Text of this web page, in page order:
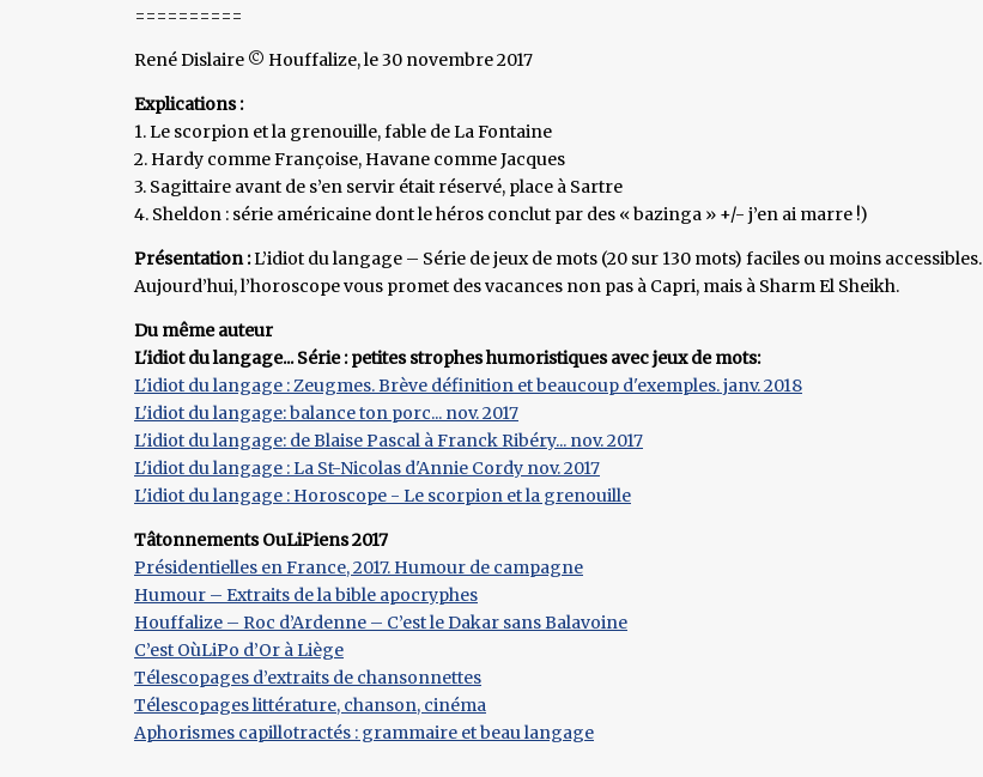
==========
René Dislaire © Houffalize, le 30 novembre 2017
Explications :
1. Le scorpion et la grenouille, fable de La Fontaine
2. Hardy comme Françoise, Havane comme Jacques
3. Sagittaire avant de s’en servir était réservé, place à Sartre
4. Sheldon : série américaine dont le héros conclut par des « bazinga » +/- j’en ai marre !)
Présentation :L’idiot du langage – Série de jeux de mots (20 sur 130 mots) faciles ou moins accessibles.
Aujourd’hui, l’horoscope vous promet des vacances non pas à Capri, mais à Sharm El Sheikh.
Du même auteur
L'idiot du langage... Série : petites strophes humoristiques avec jeux de mots:
L'idiot du langage : Zeugmes. Brève définition et beaucoup d'exemples. janv. 2018
L'idiot du langage: balance ton porc... nov. 2017
L'idiot du langage: de Blaise Pascal à Franck Ribéry... nov. 2017
L'idiot du langage : La St-Nicolas d'Annie Cordy nov. 2017
L'idiot du langage : Horoscope - Le scorpion et la grenouille
Tâtonnements OuLiPiens 2017
Présidentielles en France, 2017. Humour de campagne
Humour – Extraits de la bible apocryphes
Houffalize – Roc d’Ardenne – C’est le Dakar sans Balavoine
C’est OùLiPo d’Or à Liège
Télescopages d’extraits de chansonnettes
Télescopages littérature, chanson, cinéma
Aphorismes capillotractés : grammaire et beau langage